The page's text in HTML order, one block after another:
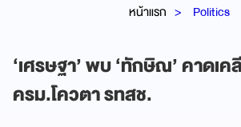
หน้าแรก Politics
‘เศรษฐา’ พบ ‘ทักษิณ’ คาดเค
ครม.โควตา รทสช.